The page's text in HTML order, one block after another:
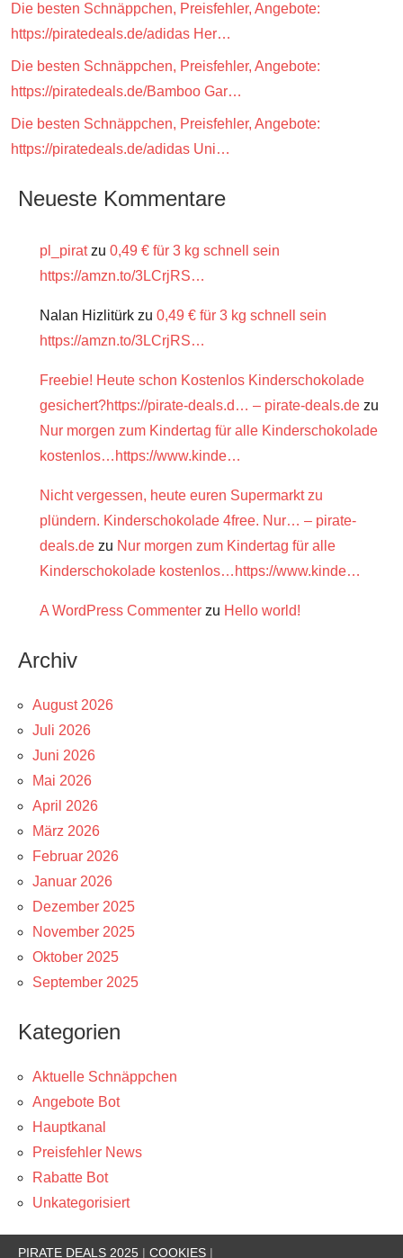
Die besten Schnäppchen, Preisfehler, Angebote:
https://piratedeals.de/adidas Her…
Die besten Schnäppchen, Preisfehler, Angebote:
https://piratedeals.de/Bamboo Gar…
Die besten Schnäppchen, Preisfehler, Angebote:
https://piratedeals.de/adidas Uni…
Neueste Kommentare
pl_piratzu 0,49 € für 3 kg schnell sein
https://amzn.to/3LCrjRS…
Nalan Hizlitürk zu 0,49 € für 3 kg schnell sein
https://amzn.to/3LCrjRS…
Freebie! Heute schon Kostenlos Kinderschokolade
gesichert?https://pirate-deals.d… – pirate-deals.de zu
Nur morgen zum Kindertag für alle Kinderschokolade
kostenlos…https://www.kinde…
Nicht vergessen, heute euren Supermarkt zu
plündern. Kinderschokolade 4free. Nur… – pirate-
deals.de zu Nur morgen zum Kindertag für alle
Kinderschokolade kostenlos…https://www.kinde…
A WordPress Commenter zu Hello world!
Archiv
August 2026
Juli 2026
Juni 2026
Mai 2026
April 2026
März 2026
Februar 2026
Januar 2026
Dezember 2025
November 2025
Oktober 2025
September 2025
Kategorien
Aktuelle Schnäppchen
Angebote Bot
Hauptkanal
Preisfehler News
Rabatte Bot
Unkategorisiert
PIRATE DEALS 2025 | COOKIES |